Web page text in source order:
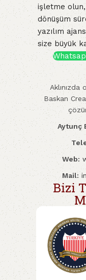
işletme
dönüşüm
yazılım
size büyük
Baskan
Aytunç
Web:
Mail:
Bizi